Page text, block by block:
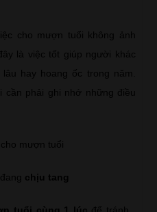
cho mượn tuổi không ảnh
là việc tốt giúp người khác
hay hoang ốc trong năm.
phải ghi nhớ những điều
mượn tuổi
chịu tang